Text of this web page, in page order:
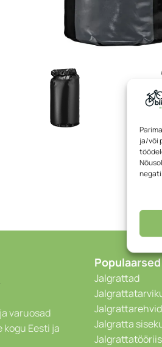
ja/või
varuosad
Eesti ja
Jalgrattad
Jalgrattarehvid
Jalgratta